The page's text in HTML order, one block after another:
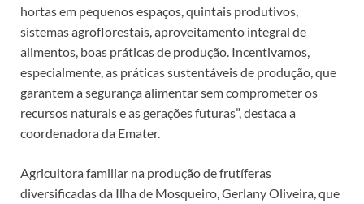
hortas em pequenos espaços, quintais produtivos,
sistemas agroflorestais, aproveitamento integral de
alimentos, boas práticas de produção. Incentivamos,
especialmente, as práticas sustentáveis de produção, que
garantem a segurança alimentar sem comprometer os
recursos naturais e as gerações futuras”, destaca a
coordenadora da Emater.
Agricultora familiar na produção de frutíferas
diversificadas da Ilha de Mosqueiro, Gerlany Oliveira, que